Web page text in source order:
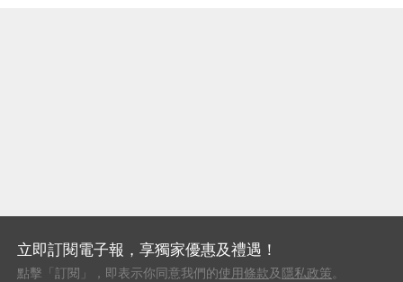
立即訂閱電子報，享獨家優惠及禮遇！
點擊「訂閱」，即表示你同意我們的使用條款及 隱私政策。